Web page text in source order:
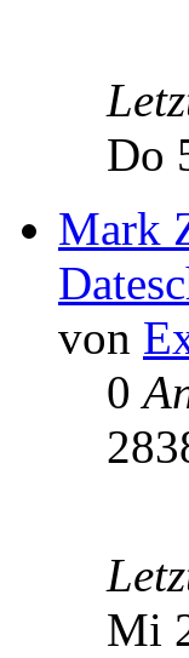
Do
Mark
von
0
Mi